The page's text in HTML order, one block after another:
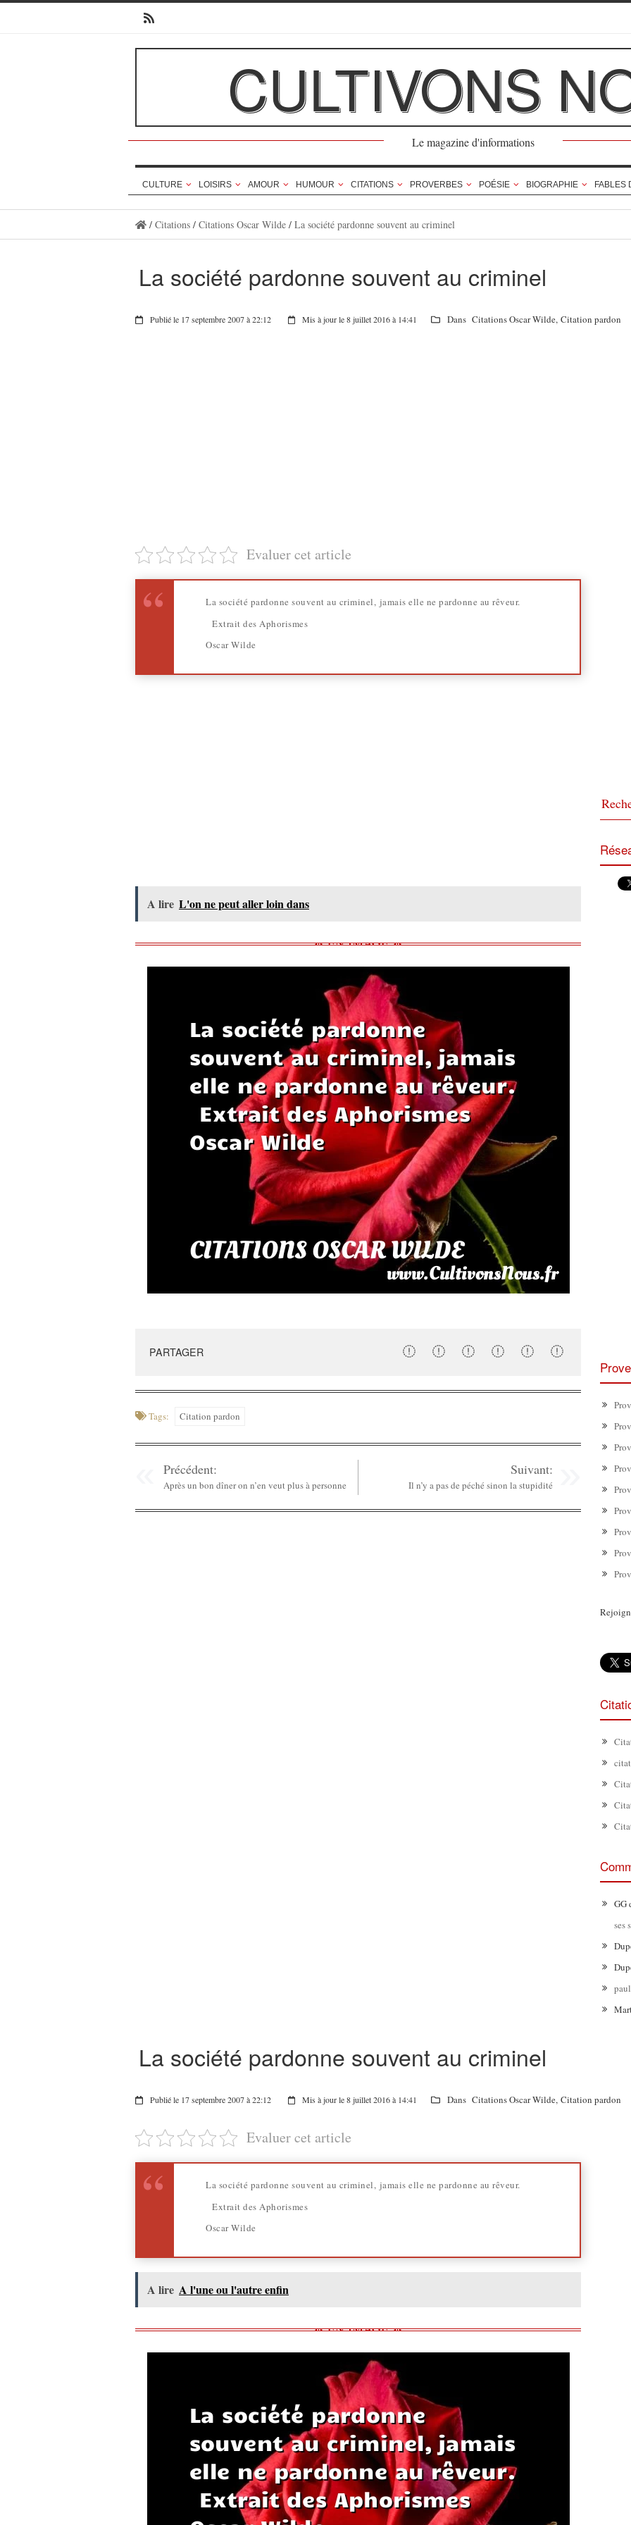
CULTIVONS
Le magazine d'informations
CULTURE LOISIRS AMOUR HUMOUR CITATIONS PROVERBES POÉSIE BIOGRAPHIE FABLES
/ Citations/ Citations Oscar Wilde/ La société pardonne souvent au criminel
La société pardonne souvent au criminel
Publié le 17 septembre 2007 à 22:12 Mis à jour le 8 juillet 2016 à 14:41 Dans Citations Oscar Wilde, Citation pardon
Evaluer cet article
La société pardonne souvent au criminel, jamais elle ne pardonne au rêveur.
Extrait des Aphorismes
Oscar Wilde
A lire L'on ne peut aller loin dans
PARTAGER
Tags: Citation pardon
Précédent:
Après un bon dîner on n’en veut plus à personne
Suivant:
Il n’y a pas de péché sinon la stupidité
GG
ses
paul
La société pardonne souvent au criminel
Publié le 17 septembre 2007 à 22:12 Mis à jour le 8 juillet 2016 à 14:41 Dans Citations Oscar Wilde, Citation pardon
Evaluer cet article
La société pardonne souvent au criminel, jamais elle ne pardonne au rêveur.
Extrait des Aphorismes
Oscar Wilde
A lire A l'une ou l'autre enfin